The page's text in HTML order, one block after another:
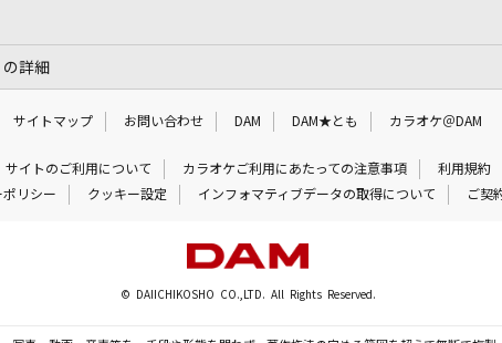
の詳細
サイトマップ お問い合わせ DAM DAM★とも カラオケ＠DAM
サイトのご利用について カラオケご利用にあたっての注意事項
利用規約
リシー
クッキー設定 インフォマティブデータの取得について ご契
© DAIICHIKOSHO CO.,LTD. All Rights Reserved.